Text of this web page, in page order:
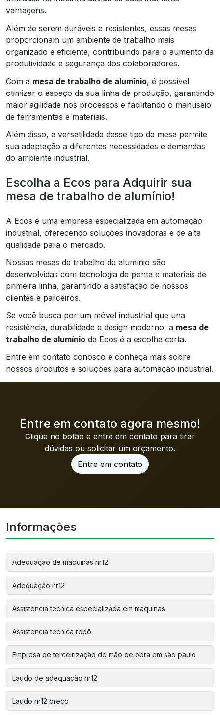
vantagens.
Além de serem duráveis e resistentes, essas mesas
proporcionam um ambiente de trabalho mais
organizado e eficiente, contribuindo para o aumento da
produtividade e segurança dos colaboradores.
Com a mesa de trabalho de alumínio, é possível
otimizar o espaço da sua linha de produção, garantindo
maior agilidade nos processos e facilitando o manuseio
de ferramentas e materiais.
Além disso, a versatilidade desse tipo de mesa permite
sua adaptação a diferentes necessidades e demandas
do ambiente industrial.
Escolha a Ecos para Adquirir sua
mesa de trabalho de alumínio!
A Ecos é uma empresa especializada em automação
industrial, oferecendo soluções inovadoras e de alta
qualidade para o mercado.
Nossas mesas de trabalho de alumínio são
desenvolvidas com tecnologia de ponta e materiais de
primeira linha, garantindo a satisfação de nossos
clientes e parceiros.
Se você busca por um móvel industrial que una
resistência, durabilidade e design moderno, a mesa de
trabalho de alumínio da Ecos é a escolha certa.
Entre em contato conosco e conheça mais sobre
nossos produtos e soluções para automação industrial.
Entre em contato agora mesmo!
Clique no botão e entre em contato para tirar
dúvidas ou solicitar um orçamento.
Entre em contato
Informações
Adequação de maquinas nr12
Adequação nr12
Assistencia tecnica especializada em maquinas
Assistencia tecnica robô
Empresa de terceirização de mão de obra em são paulo
Laudo de adequação nr12
Laudo nr12 preço